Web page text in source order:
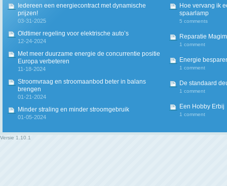
Iedereen een energiecontract met dynamische
prijzen!
03-31-2025
Oldtimer regeling voor elektrische auto’s
12-24-2024
Met meer duurzame energie de concurrentie positie
Europa verbeteren
11-18-2024
Stroomvraag en stroomaanbod beter in balans
brengen
01-21-2024
Minder straling en minder stroomgebruik
01-05-2024
Hoe vervang ik
spaarlamp
5 comments
Reparatie
1 comment
Energie
1 comment
De standaard
1 comment
Een Hobby Erbij
1 comment
Versie 1.10.1